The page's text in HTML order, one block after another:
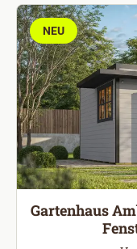
NEU
Gartenhaus